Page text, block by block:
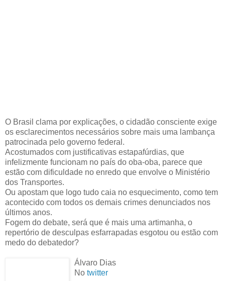
O Brasil clama por explicações, o cidadão consciente exige
os esclarecimentos necessários sobre mais uma lambança
patrocinada pelo governo federal.
Acostumados com justificativas estapafúrdias, que
infelizmente funcionam no país do oba-oba, parece que
estão com dificuldade no enredo que envolve o Ministério
dos Transportes.
Ou apostam que logo tudo caia no esquecimento, como tem
acontecido com todos os demais crimes denunciados nos
últimos anos.
Fogem do debate, será que é mais uma artimanha, o
repertório de desculpas esfarrapadas esgotou ou estão com
medo do debatedor?
Álvaro Dias
No twitter